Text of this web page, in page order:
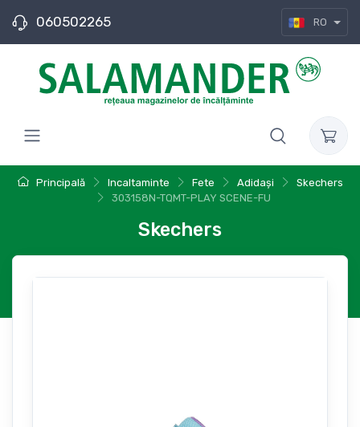
060502265 RO
Principală Incaltaminte Fete Adidași
Skechers
303158N-TQMT-PLAY SCENE-FU
Skechers